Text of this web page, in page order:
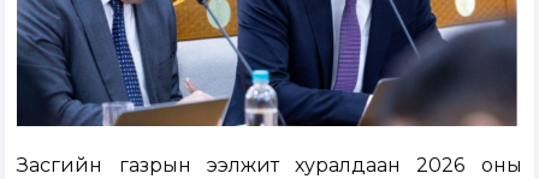
Засгийн газрын ээлжит хуралдаан 2026 оны